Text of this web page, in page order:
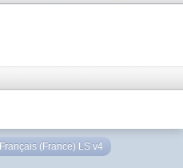
Français (France) LS v4